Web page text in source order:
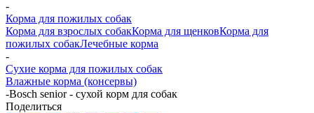
-
Корма для пожилых собак
Корма для взрослых собакКорма для щенковКорма для
пожилых собакЛечебные корма
-
Сухие корма для пожилых собак
Влажные корма (консервы)
-Bosch senior - сухой корм для собак
Поделиться